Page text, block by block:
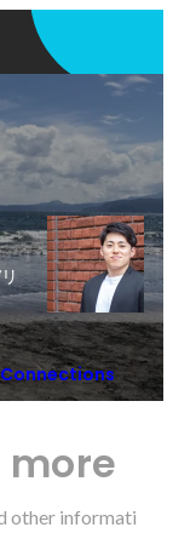
Connections
other informati